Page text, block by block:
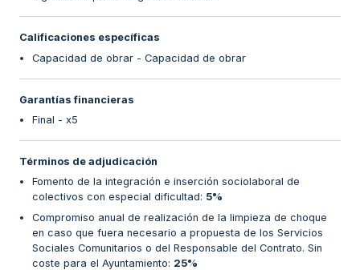
Calificaciones específicas
Capacidad de obrar - Capacidad de obrar
Garantías financieras
Final - x5
Términos de adjudicación
Fomento de la integración e inserción sociolaboral de
colectivos con especial dificultad: 5%
Compromiso anual de realización de la limpieza de choque
en caso que fuera necesario a propuesta de los Servicios
Sociales Comunitarios o del Responsable del Contrato. Sin
coste para el Ayuntamiento: 25%